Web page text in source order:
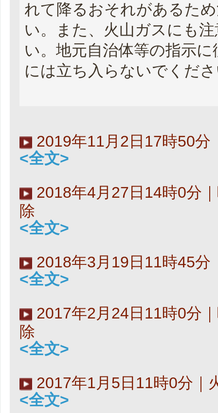
れて降るおそれがあるた
い。また、火山ガスにも
い。地元自治体等の指示
には立ち入らないでくだ
2019年11月2日17時50分
<全文>
2018年4月27日14時0分
除
<全文>
2018年3月19日11時45分
<全文>
2017年2月24日11時0分
除
<全文>
2017年1月5日11時0分｜
<全文>